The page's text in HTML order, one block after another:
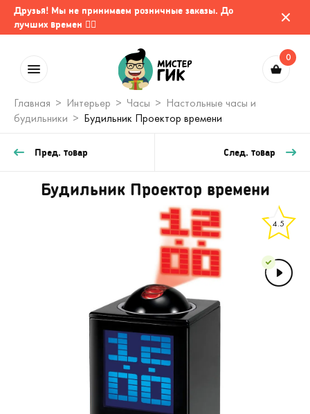
Друзья! Мы не принимаем розничные заказы. До
лучших времен 🤷‍♂️
0
Главная Интерьер Часы
Настольные часы и
будильники
Будильник Проектор времени
Пред. товар След. товар
Будильник Проектор времени
4.5